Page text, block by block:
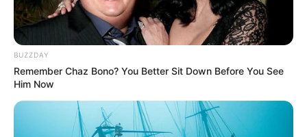
BUZZDAY
Remember Chaz Bono? You Better Sit Down Before You See
Him Now